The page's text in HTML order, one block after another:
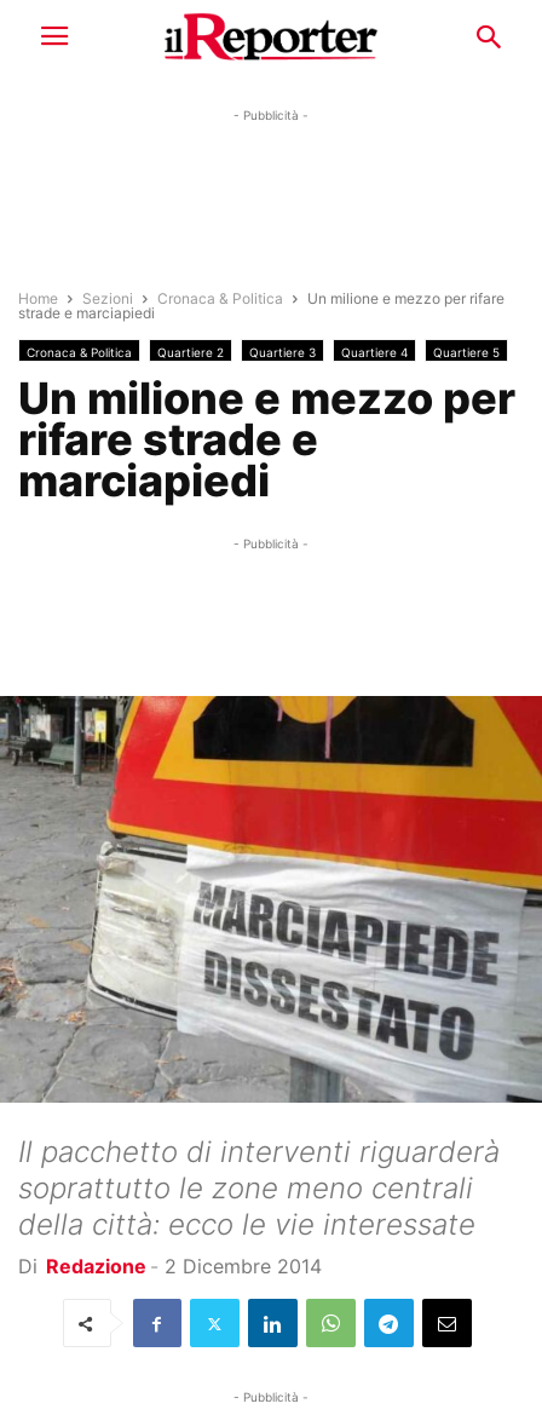
- Pubblicità -
Home Sezioni Cronaca & Politica
Un milione e mezzo per rifare
strade e marciapiedi
Cronaca & Politica Quartiere 2 Quartiere 3 Quartiere 4 Quartiere 5
Un milione e mezzo per
rifare strade e
marciapiedi
- Pubblicità -
Il pacchetto di interventi riguarderà
soprattutto le zone meno centrali
della città: ecco le vie interessate
Di Redazione - 2 Dicembre 2014
- Pubblicità -